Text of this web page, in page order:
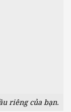
riêng của bạn.